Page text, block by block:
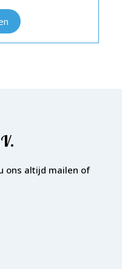
ons altijd mailen of